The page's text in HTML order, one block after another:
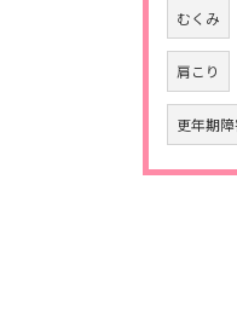
むくみ
肩こり
更年期